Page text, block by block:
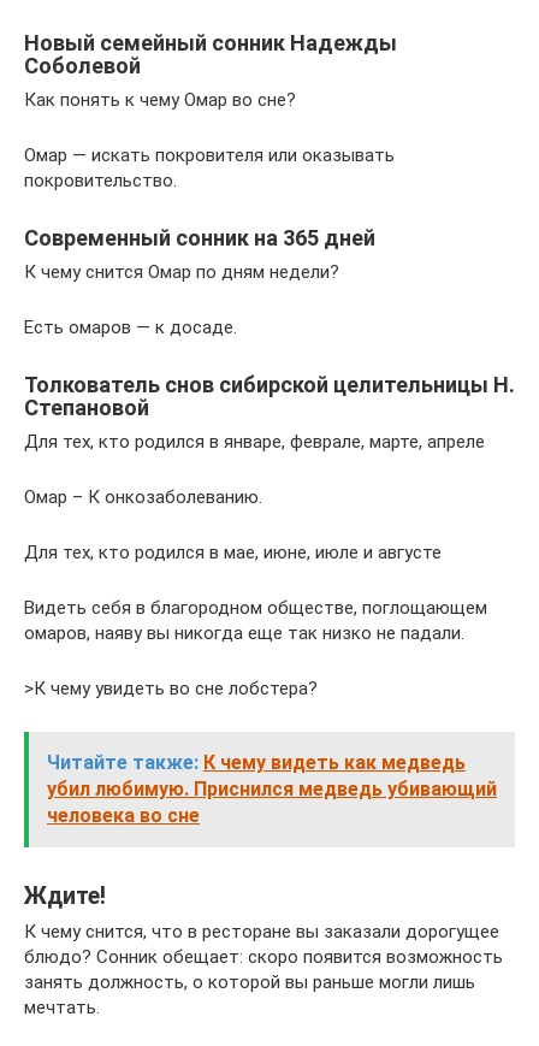
Новый семейный сонник Надежды
Соболевой
Как понять к чему Омар во сне?
Омар — искать покровителя или оказывать
покровительство.
Современный сонник на 365 дней
К чему снится Омар по дням недели?
Есть омаров — к досаде.
Толкователь снов сибирской целительницы Н.
Степановой
Для тех, кто родился в январе, феврале, марте, апреле
Омар – К онкозаболеванию.
Для тех, кто родился в мае, июне, июле и августе
Видеть себя в благородном обществе, поглощающем
омаров, наяву вы никогда еще так низко не падали.
>К чему увидеть во сне лобстера?
Читайте также: К чему видеть как медведь
убил любимую. Приснился медведь убивающий
человека во сне
Ждите!
К чему снится, что в ресторане вы заказали дорогущее
блюдо? Сонник обещает: скоро появится возможность
занять должность, о которой вы раньше могли лишь
мечтать.